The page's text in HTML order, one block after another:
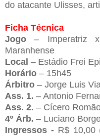
do atacante Ulisses,
Ficha Técnica
Jogo– Imperatriz
Maranhense
Local – Estádio Frei
Horário – 15h45
Árbitro – Jorge Luis
Ass. 1. – Antonio
Ass. 2. – Cícero
4º Árb. – Luciano
Ingressos - R$ 10,00